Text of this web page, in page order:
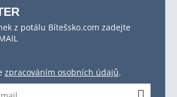
z potálu Bítešsko.com zadejte
zpracováním osobních údajů.